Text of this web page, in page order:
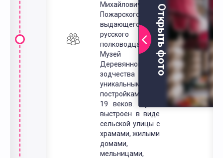
Михайловича
Пожарского —
выдающегося
русского
полководца.
Музей
Деревянного
зодчества с
уникальными
постройками 17-
19 веков. Музей
выстроен в виде
сельской улицы с
храмами, жилыми
домами,
мельницами,
Открыть фото